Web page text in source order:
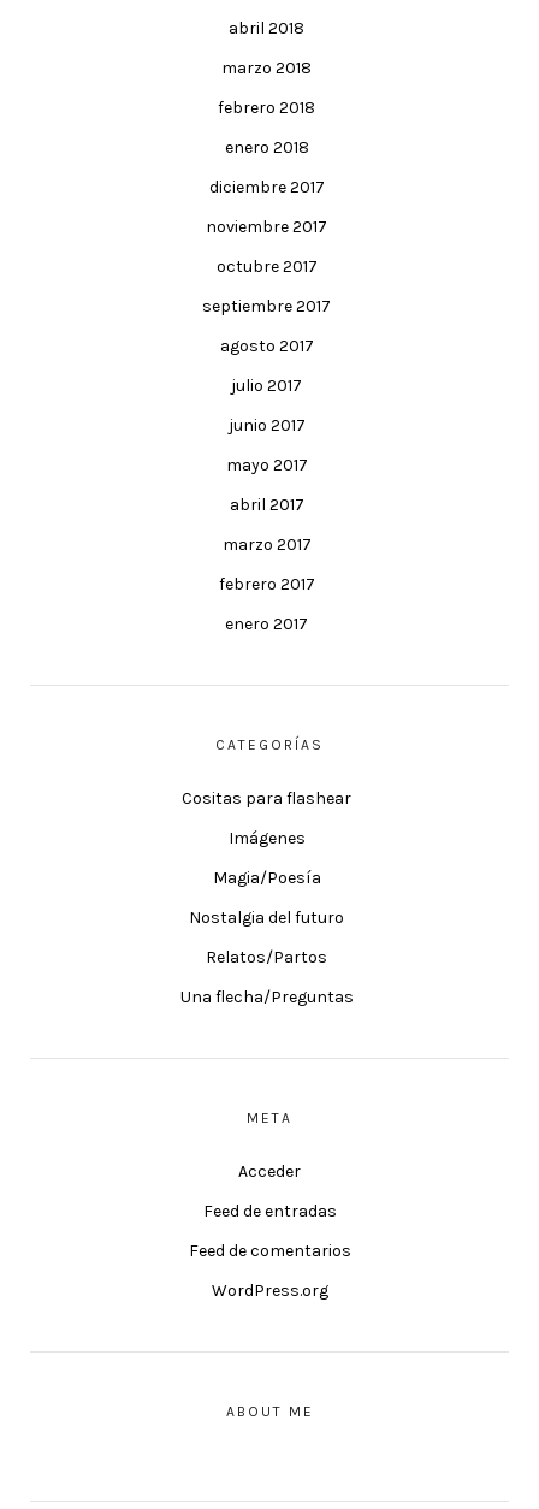
abril 2018
marzo 2018
febrero 2018
enero 2018
diciembre 2017
noviembre 2017
octubre 2017
septiembre 2017
agosto 2017
julio 2017
junio 2017
mayo 2017
abril 2017
marzo 2017
febrero 2017
enero 2017
CATEGORÍAS
Cositas para flashear
Imágenes
Magia/Poesía
Nostalgia del futuro
Relatos/Partos
Una flecha/Preguntas
META
Acceder
Feed de entradas
Feed de comentarios
WordPress.org
ABOUT ME